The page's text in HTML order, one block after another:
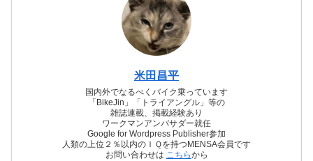
米田昌平
国内外でなるべくバイク乗っています
「BikeJin」「トライアングル」等の
雑誌連載、掲載経験あり
ワークマンアンバサダー就任
Google for Wordpress Publisher参加
人類の上位２％以内のＩＱを持つMENSA会員です
お問い合わせは こちらから